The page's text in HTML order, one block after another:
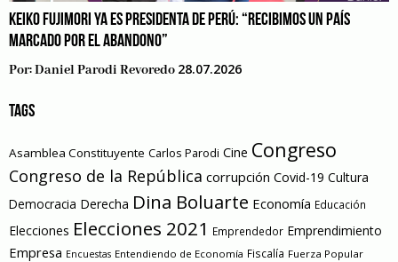
KEIKO FUJIMORI YA ES PRESIDENTA DE PERÚ: “RECIBIMOS UN PAÍS
MARCADO POR EL ABANDONO”
Por:Daniel Parodi Revoredo 28.07.2026
TAGS
Asamblea Constituyente Carlos Parodi Cine Congreso
Congreso de la República corrupción Covid-19 Cultura
Democracia Derecha Dina Boluarte Economía Educación
Elecciones Elecciones 2021 Emprendedor Emprendimiento
Empresa Encuestas Entendiendo de Economía Fiscalía Fuerza Popular